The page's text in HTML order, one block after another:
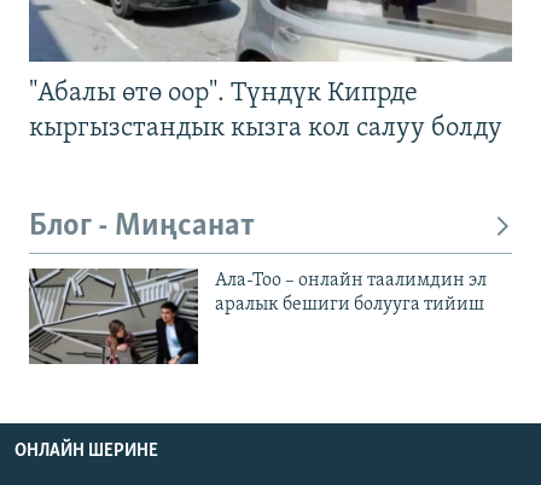
"Абалы өтө оор". Түндүк Кипрде
кыргызстандык кызга кол салуу болду
Блог - Миңсанат
Ала-Тоо – онлайн таалимдин эл
аралык бешиги болууга тийиш
ОНЛАЙН ШЕРИНЕ